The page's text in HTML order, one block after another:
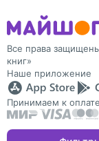
Все права
книг»
Наше приложение
Принимаем к оплате